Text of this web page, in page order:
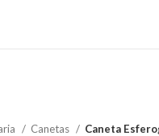
Canetas Caneta